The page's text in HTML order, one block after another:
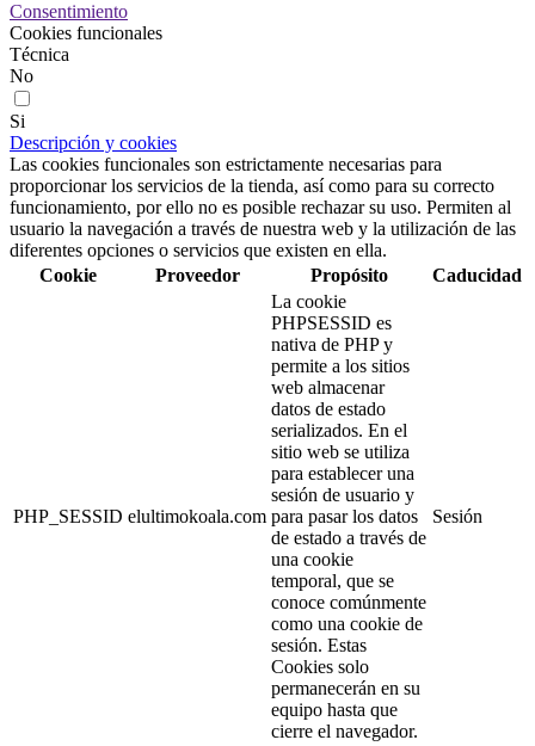
Consentimiento
Cookies funcionales
Técnica
No
Si
Descripción y cookies
Las cookies funcionales son estrictamente necesarias para
proporcionar los servicios de la tienda, así como para su correcto
funcionamiento, por ello no es posible rechazar su uso. Permiten al
usuario la navegación a través de nuestra web y la utilización de las
diferentes opciones o servicios que existen en ella.
Cookie
Proveedor Propósito Caducidad
PHP_SESSID elultimokoala.com
La cookie
PHPSESSID es
nativa de PHP y
permite a los sitios
web almacenar
datos de estado
serializados. En el
sitio web se utiliza
para establecer una
sesión de usuario y
para pasar los datos
de estado a través de
una cookie
temporal, que se
conoce comúnmente
como una cookie de
sesión. Estas
Cookies solo
permanecerán en su
equipo hasta que
cierre el navegador.
Sesión